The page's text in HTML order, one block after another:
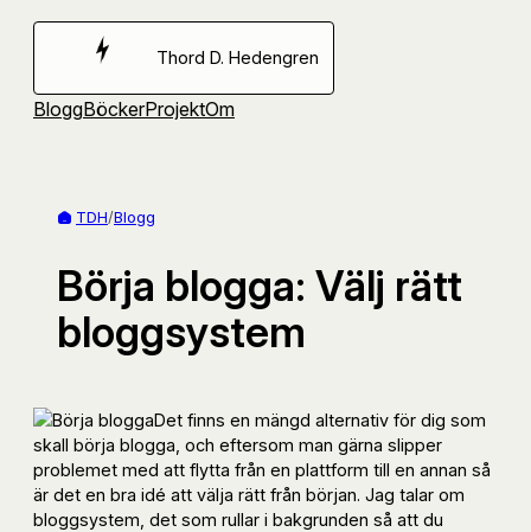
Hoppa
Thord D. Hedengren
BloggBöckerProjektOm
TDH/Blogg
Börja blogga: Välj rätt
bloggsystem
Det finns en mängd alternativ för dig som
skall börja blogga, och eftersom man gärna slipper
problemet med att flytta från en plattform till en annan så
är det en bra idé att välja rätt från början. Jag talar om
bloggsystem, det som rullar i bakgrunden så att du